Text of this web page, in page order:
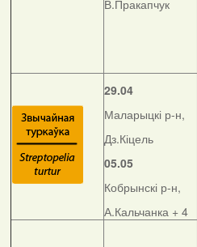
В.Пракапчук
29.04
Маларыцкі р-н,
Дз.Кіцель
05.05
Кобрынскі р-н,
А.Кальчанка + 4